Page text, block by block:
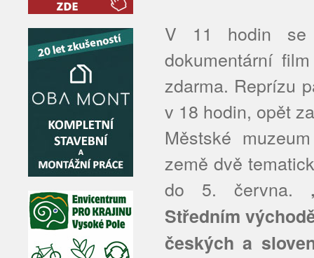
V 11 hodin se
dokumentární
zdarma. Reprízu
v 18 hodin, opět
Městské
země dvě
do 5. června.
Středním
českých a